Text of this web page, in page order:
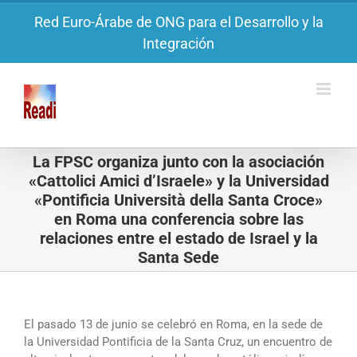
Red Euro-Árabe de ONG para el Desarrollo y la
Integración
La FPSC organiza junto con la asociación
«Cattolici Amici d’Israele» y la Universidad
«Pontificia Università della Santa Croce»
en Roma una conferencia sobre las
relaciones entre el estado de Israel y la
Santa Sede
El pasado 13 de junio se celebró en Roma, en la sede de
la Universidad Pontificia de la Santa Cruz, un encuentro de